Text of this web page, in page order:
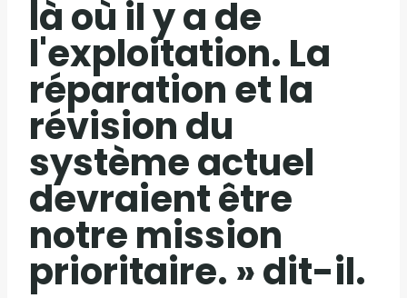
là où il y a de
l'exploitation. La
réparation et la
révision du
système actuel
devraient être
notre mission
prioritaire. » dit-il.